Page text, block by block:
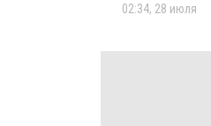
02:34, 28 июля